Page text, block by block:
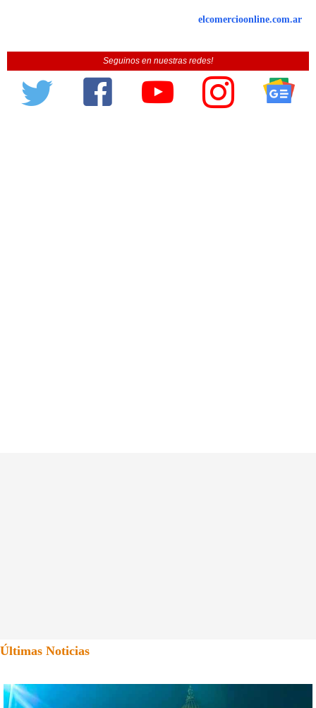
elcomercioonline.com.ar
Seguinos en nuestras redes!
Últimas Noticias